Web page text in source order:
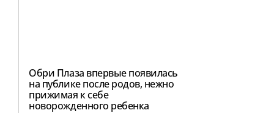
Обри Плаза впервые появилась
на публике после родов, нежно
прижимая к себе
новорожденного ребенка